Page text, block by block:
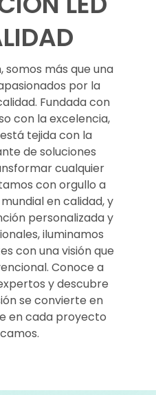
somos más que una
por la
Fundada con
con la excelencia,
tejida con la
de soluciones
cualquier
con orgullo a
mundial en calidad, y
personalizada y
iluminamos
con una visión que
Conoce a
y descubre
se convierte en
en cada proyecto